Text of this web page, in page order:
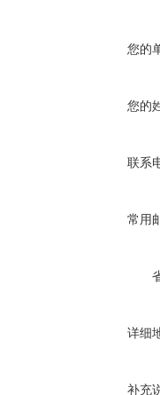
您的
您的
联系
常用
详细
补充